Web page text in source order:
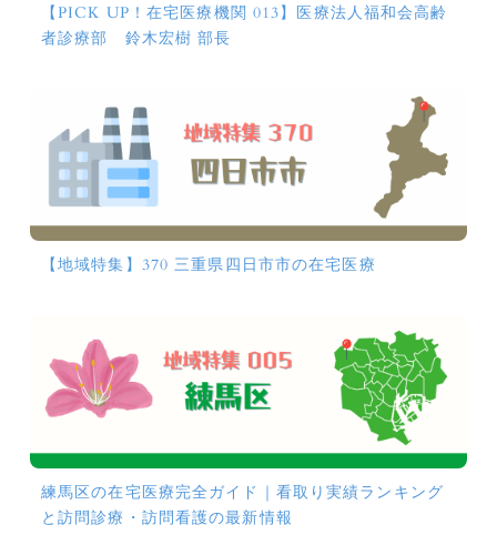
【PICK UP！在宅医療機関 013】医療法人福和会高齢
者診療部 鈴木宏樹 部長
【地域特集】370 三重県四日市市の在宅医療
練馬区の在宅医療完全ガイド｜看取り実績ランキング
と訪問診療・訪問看護の最新情報